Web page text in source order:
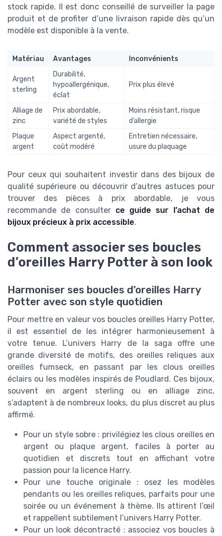
stock rapide. Il est donc conseillé de surveiller la page
produit et de profiter d’une livraison rapide dès qu’un
modèle est disponible à la vente.
Matériau Avantages Inconvénients
Argent
sterling
Durabilité,
hypoallergénique,
éclat
Prix plus élevé
Alliage de
zinc
Prix abordable,
variété de styles
Moins résistant, risque
d’allergie
Plaque
argent
Aspect argenté,
coût modéré
Entretien nécessaire,
usure du plaquage
Pour ceux qui souhaitent investir dans des bijoux de
qualité supérieure ou découvrir d’autres astuces pour
trouver des pièces à prix abordable, je vous
recommande de consulter ce guide sur l’achat de
bijoux précieux à prix accessible.
Comment associer ses boucles
d’oreilles Harry Potter à son look
Harmoniser ses boucles d’oreilles Harry
Potter avec son style quotidien
Pour mettre en valeur vos boucles oreilles Harry Potter,
il est essentiel de les intégrer harmonieusement à
votre tenue. L’univers Harry de la saga offre une
grande diversité de motifs, des oreilles reliques aux
oreilles fumseck, en passant par les clous oreilles
éclairs ou les modèles inspirés de Poudlard. Ces bijoux,
souvent en argent sterling ou en alliage zinc,
s’adaptent à de nombreux looks, du plus discret au plus
affirmé.
Pour un style sobre : privilégiez les clous oreilles en
argent ou plaque argent, faciles à porter au
quotidien et discrets tout en affichant votre
passion pour la licence Harry.
Pour une touche originale : osez les modèles
pendants ou les oreilles reliques, parfaits pour une
soirée ou un événement à thème. Ils attirent l’œil
et rappellent subtilement l’univers Harry Potter.
Pour un look décontracté : associez vos boucles à